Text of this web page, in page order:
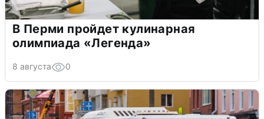
В Перми пройдет кулинарная
олимпиада «Легенда»
8 августа 0